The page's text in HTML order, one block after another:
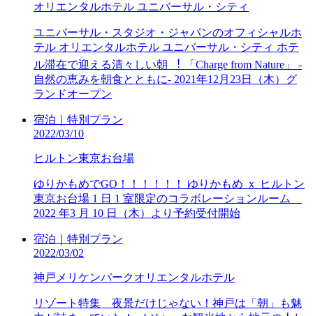
オリエンタルホテル ユニバーサル・シティ
ユニバーサル・スタジオ・ジャパンのオフィシャルホ
テル オリエンタルホテル ユニバーサル・シティ ホテ
ル滞在で迎える清々しい朝 ︕ 「Charge from Nature」 -
自然の恵みを朝食とともに- 2021年12月23日（木）グ
ランドオープン
宿泊｜特別プラン
2022/03/10
ヒルトン東京お台場
ゆりかもめでGO！！！！！！ ゆりかもめ ｘ ヒルトン
東京お台場 1 日 1 室限定のコラボレーションルーム
2022 年3 月 10 日（木）より予約受付開始
宿泊｜特別プラン
2022/03/02
神戸メリケンパークオリエンタルホテル
リゾート特集＿夜景だけじゃない！神戸は「朝」も魅